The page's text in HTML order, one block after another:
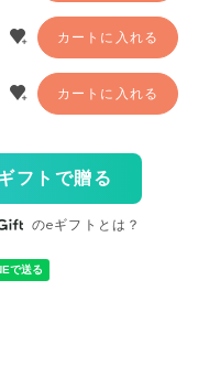
カートに入れる
カートに入れる
フトで贈る
のeギフトとは？